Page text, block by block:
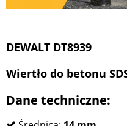
DEWALT DT8939
Wiertło do betonu
Dane techniczne: